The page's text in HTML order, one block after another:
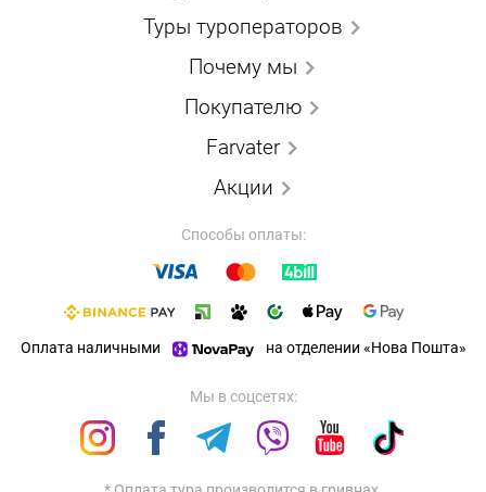
Туры туроператоров
Почему мы
Покупателю
Farvater
Акции
Способы оплаты:
Оплата наличными на отделении «Нова Пошта»
Мы в соцсетях: